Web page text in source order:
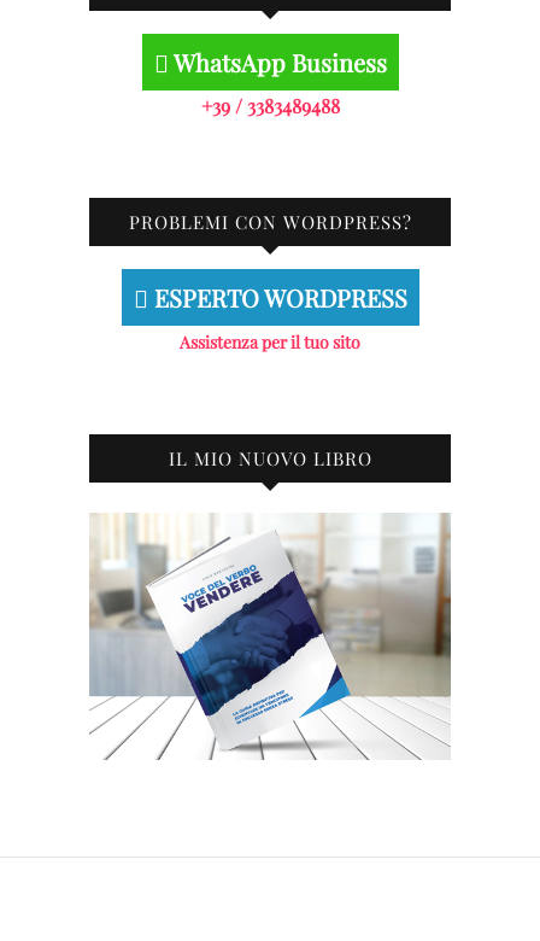
WhatsApp Business
+39 / 3383489488
PROBLEMI CON WORDPRESS?
ESPERTO WORDPRESS
Assistenza per il tuo sito
IL MIO NUOVO LIBRO